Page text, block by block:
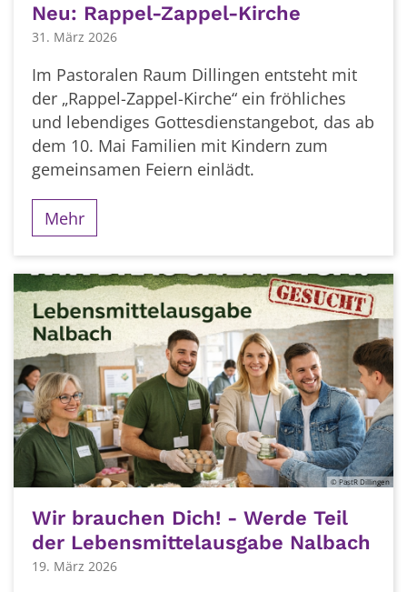
Neu: Rappel-Zappel-Kirche
31. März 2026
Im Pastoralen Raum Dillingen entsteht mit
der „Rappel-Zappel-Kirche“ ein fröhliches
und lebendiges Gottesdienstangebot, das ab
dem 10. Mai Familien mit Kindern zum
gemeinsamen Feiern einlädt.
Mehr
© PastR Dillingen
Wir brauchen Dich! - Werde Teil
der Lebensmittelausgabe Nalbach
19. März 2026